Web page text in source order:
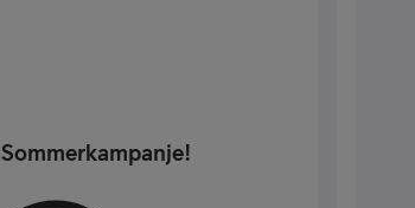
Sommerkampanje!